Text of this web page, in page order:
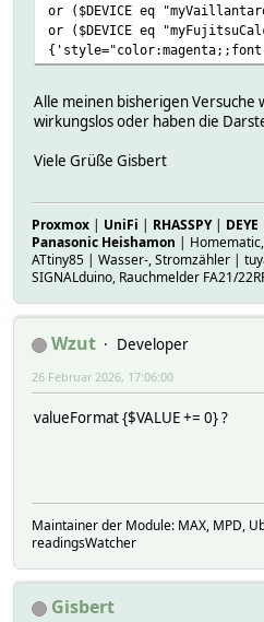
or ($DEVICE eq
or ($DEVICE eq
Alle meinen bisherigen Versuche
wirkungslos oder haben die
Viele Grüße Gisbert
Proxmox | UniFi | RHASSPY| DEYE
Panasonic Heishamon | Homematic,
ATtiny85 | Wasser-, Stromzähler |
SIGNALduino, Rauchmelder FA21/
Wzut
Developer
26 Februar 2026, 17:06:00
valueFormat {$VALUE += 0} ?
Maintainer der Module: MAX, MPD,
readingsWatcher
Gisbert